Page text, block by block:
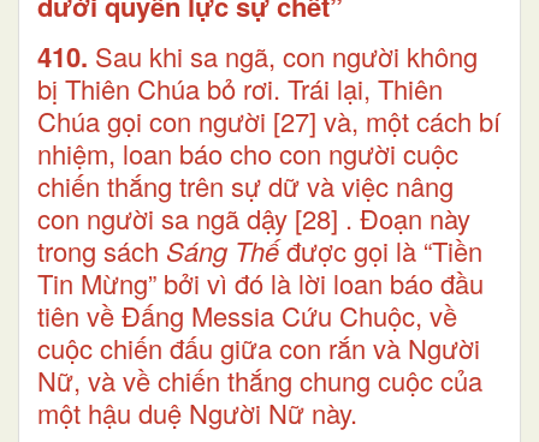
410. Sau khi sa ngã, con người không
bị Thiên Chúa bỏ rơi. Trái lại, Thiên
Chúa gọi con người [27] và, một cách bí
nhiệm, loan báo cho con người cuộc
chiến thắng trên sự dữ và việc nâng
con người sa ngã dậy [28] . Đoạn này
trong sách Sáng Thếđược gọi là “Tiền
Tin Mừng” bởi vì đó là lời loan báo đầu
tiên về Đấng Messia Cứu Chuộc, về
cuộc chiến đấu giữa con rắn và Người
Nữ, và về chiến thắng chung cuộc của
một hậu duệ Người Nữ này.